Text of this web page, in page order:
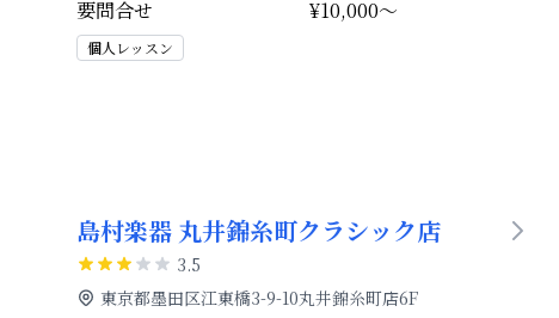
要問合せ
¥10,000～
個人レッスン
島村楽器 丸井錦糸町クラシック店
3.5
東京都墨田区江東橋3-9-10丸井錦糸町店6F